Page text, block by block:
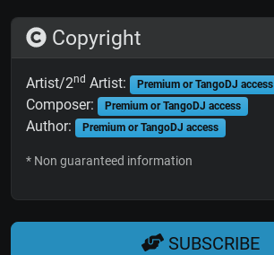
Copyright
Artist/2nd Artist: Premium or TangoDJ access
Composer: Premium or TangoDJ access
Author: Premium or TangoDJ access
* Non guaranteed information
SUBSCRIBE